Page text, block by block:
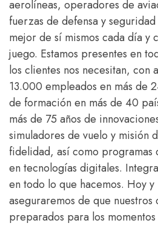
aerolíneas, operadores de
fuerzas de defensa y
mejor de sí mismos cada día y
juego. Estamos presentes en
los clientes nos necesitan, con
13.000 empleados en más de
de formación en más de 40
más de 75 años de
simuladores de vuelo y misión
fidelidad, así como programas
en tecnologías digitales.
en todo lo que hacemos. Hoy y
aseguraremos de que nuestros
preparados para los momentos